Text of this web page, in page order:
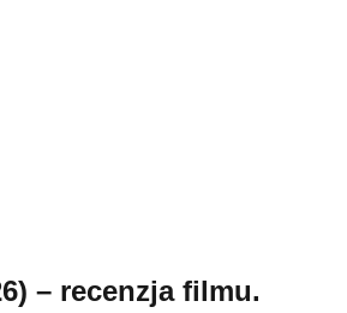
– recenzja filmu.